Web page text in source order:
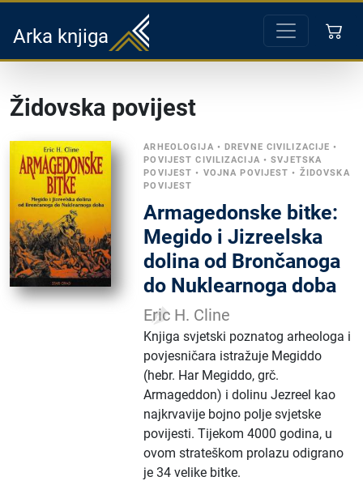
Arka knjiga
Židovska povijest
ARHEOLOGIJA •DREVNE CIVILIZACIJE •
POVIJEST CIVILIZACIJA •SVJETSKA
POVIJEST • VOJNA POVIJEST • ŽIDOVSKA
POVIJEST
Armagedonske bitke:
Megido i Jizreelska
dolina od Brončanoga
do Nuklearnoga doba
Eric H. Cline
Knjiga svjetski poznatog arheologa i
povjesničara istražuje Megiddo
(hebr. Har Megiddo, grč.
Armageddon) i dolinu Jezreel kao
najkrvavije bojno polje svjetske
povijesti. Tijekom 4000 godina, u
ovom strateškom prolazu odigrano
je 34 velike bitke.